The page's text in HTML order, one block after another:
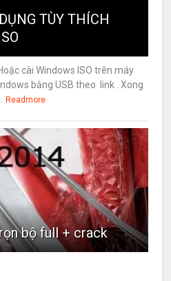
TÙY THÍCH
cài Windows ISO trên máy
bằng USB theo link . Xong
Readmore
bộ full + crack